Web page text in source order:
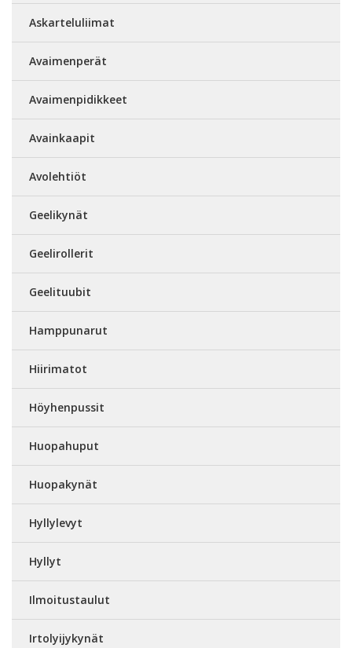
Askarteluliimat
Avaimenperät
Avaimenpidikkeet
Avainkaapit
Avolehtiöt
Geelikynät
Geelirollerit
Geelituubit
Hamppunarut
Hiirimatot
Höyhenpussit
Huopahuput
Huopakynät
Hyllylevyt
Hyllyt
Ilmoitustaulut
Irtolyijykynät